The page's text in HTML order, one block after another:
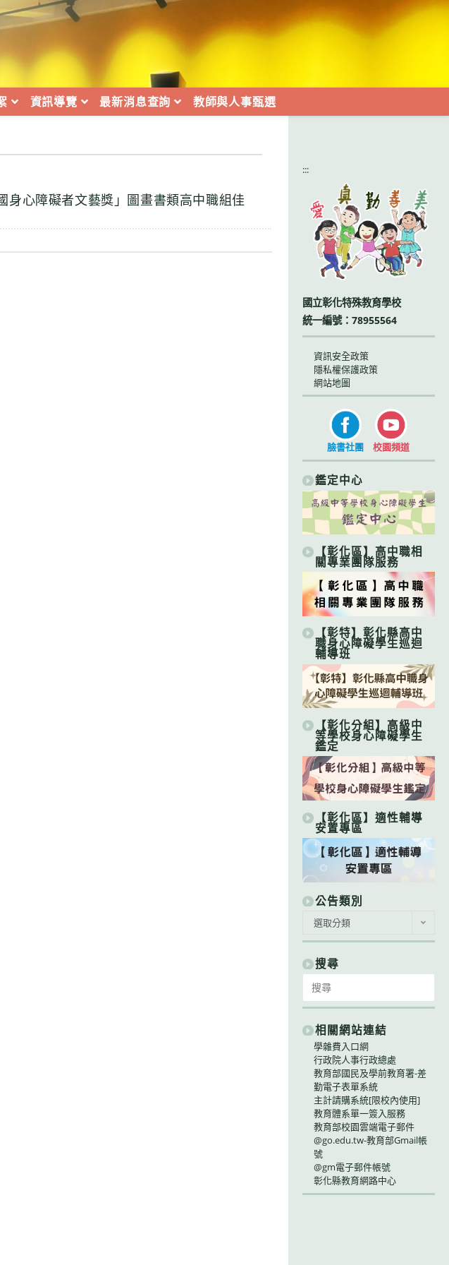
資訊導覽 最新消息查詢 教師與人事甄選
心障礙者文藝獎」圖畫書類高中職組佳
:::
國立彰化特殊教育學校
統一編號：78955564
資訊安全政策
隱私權保護政策
網站地圖
臉書社團 校園頻道
鑑定中心
【彰化區】高中職相
關專業團隊服務
【彰特】彰化縣高中
職身心障礙學生巡迴
輔導班
【彰化分組】高級中
等學校身心障礙學生
鑑定
【彰化區】適性輔導
安置專區
公告類別
類
別
選取分類
搜尋
for:
相關網站連結
學雜費入口網
行政院人事行政總處
教育部國民及學前教育署-差
勤電子表單系統
主計請購系統[限校內使用]
教育體系單一簽入服務
教育部校園雲端電子郵件
@go.edu.tw-教育部Gmail帳
號
@gm電子郵件帳號
彰化縣教育網路中心